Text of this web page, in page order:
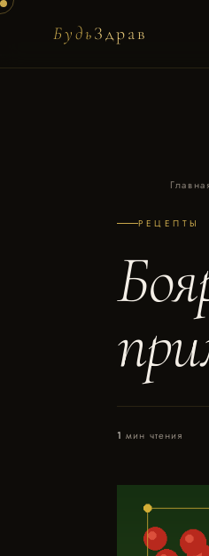
БудьЗдрав
РЕЦЕПТЫ
1 мин чтения